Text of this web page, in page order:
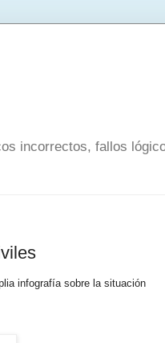
incorrectos, fallos
infografía sobre la situación